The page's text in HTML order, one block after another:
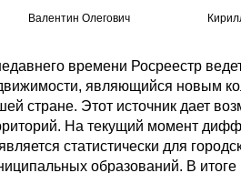
Валентин Олегович
времени Росреестр
являющийся новым
стране. Этот источник дает
На текущий момент
статистически для
образований. В